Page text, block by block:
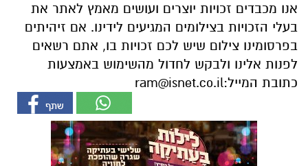
כתובת המייל:ram@isnet.co.il
אולי יעניין אותך גם